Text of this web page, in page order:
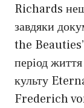
Richards
завдяки
the
період
культу
Frederich